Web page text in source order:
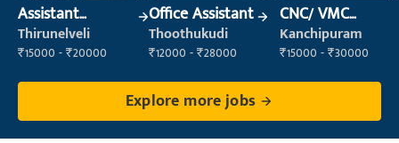
Assistant
Manager
Thirunelveli
₹15000 - ₹20000
Office Assistant
Thoothukudi
₹12000 - ₹28000
CNC/ VMC
Operator
Kanchipuram
₹15000 - ₹30000
Explore more jobs